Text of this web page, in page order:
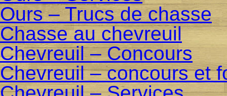
Ours – Trucs de chasse
Chasse au chevreuil
Chevreuil – Concours
Chevreuil – concours et